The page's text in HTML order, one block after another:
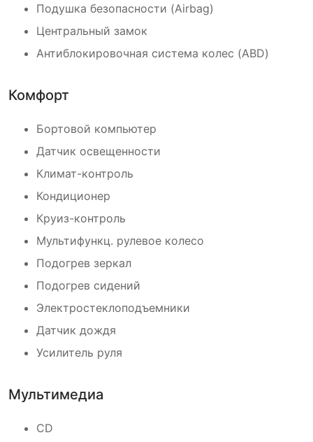
Подушка безопасности (Airbag)
Центральный замок
Антиблокировочная система колес (ABD)
Комфорт
Бортовой компьютер
Датчик освещенности
Климат-контроль
Кондиционер
Круиз-контроль
Мультифункц. рулевое колесо
Подогрев зеркал
Подогрев сидений
Электростеклоподъемники
Датчик дождя
Усилитель руля
Мультимедиа
CD